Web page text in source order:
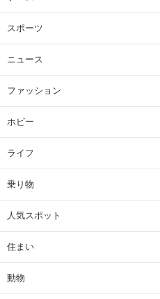
スポーツ
ニュース
ファッション
ホビー
ライフ
乗り物
人気スポット
住まい
動物